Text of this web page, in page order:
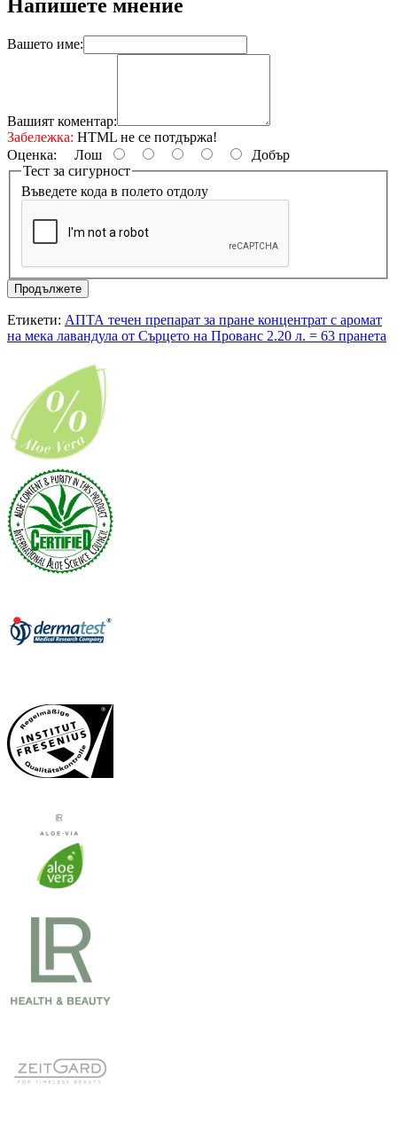
Напишете мнение
Вашето име:
Вашият коментар:
Забележка: HTML не се потдържа!
Оценка: Лош
Добър
Тест за сигурност
Въведете кода в полето отдолу
Продължете
Етикети: АПТА течен препарат за пране концентрат с аромат
на мека лавандула от Сърцето на Прованс 2.20 л. = 63 пранета